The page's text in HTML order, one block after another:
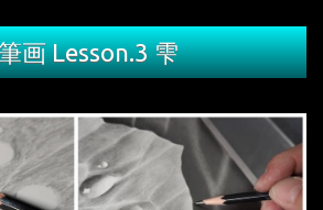
画 Lesson.3 雫